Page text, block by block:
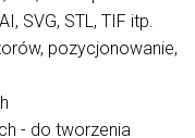
SVG, STL, TIF itp.
pozycjonowanie,
- do tworzenia